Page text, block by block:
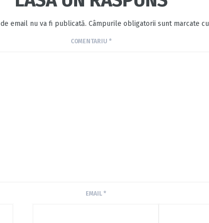
email nu va fi publicată. Câmpurile obligatorii sunt marcate cu
COMENTARIU *
EMAIL*